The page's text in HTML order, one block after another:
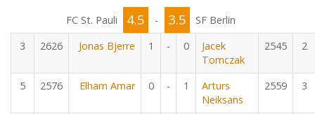
FC St. Pauli 4.5 - 3.5
SF Berlin
3
2626 Jonas Bjerre 1 - 0
Jacek
Tomczak
2545 2
5 2576 Elham Amar 0 - 1
Arturs
Neiksans
2559 3